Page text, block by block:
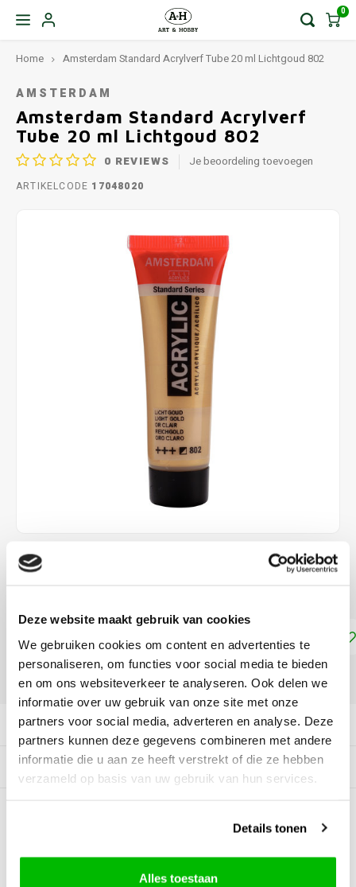
Deze website maakt gebruik van cookies
We gebruiken cookies om content en advertenties te
personaliseren, om functies voor social media te bieden
en om ons websiteverkeer te analyseren. Ook delen we
informatie over uw gebruik van onze site met onze
partners voor social media, adverteren en analyse. Deze
partners kunnen deze gegevens combineren met andere
informatie die u aan ze heeft verstrekt of die ze hebben
verzameld op basis van uw gebruik van hun services.
Details tonen
Alles toestaan
0
Home Amsterdam Standard Acrylverf Tube 20 ml Lichtgoud 802
AMSTERDAM
Amsterdam Standard Acrylverf
Tube 20 ml Lichtgoud 802
0 REVIEWS Je beoordeling toevoegen
ARTIKELCODE 17048020
€2,25
Toevoegen aan winkelwagen
DELEN:
Productomschrijving
Gerelateerde producten
0Reviews